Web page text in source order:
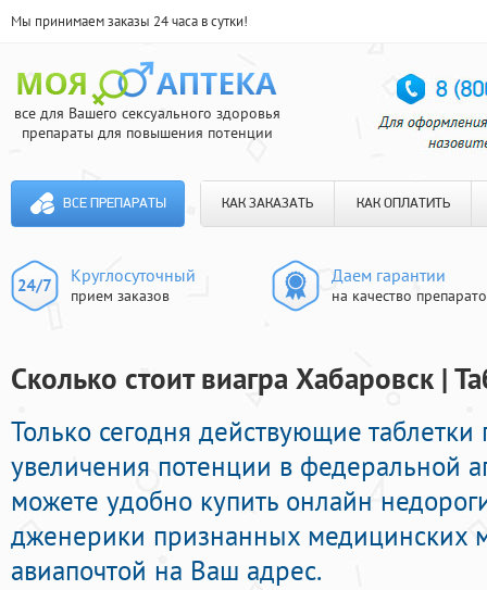
Мы принимаем заказы 24 часа в сутки!
все для Вашего сексуального здоровья
препараты для повышения потенции
ВСЕ ПРЕПАРАТЫ КАК ЗАКАЗАТЬ КАК ОПЛАТИТЬ
Круглосуточный
прием заказов
Даем гарантии
на качество
Сколько стоит виагра Хабаровск |
Только сегодня действующие
увеличения потенции в федеральной
можете удобно купить онлайн
дженерики признанных медицинских
авиапочтой на Ваш адрес.